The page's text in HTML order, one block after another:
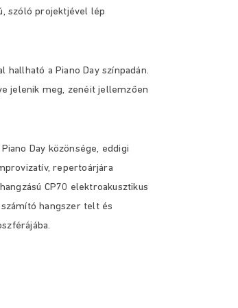
szóló projektjével lép
a Piano Day színpadán.
jelenik meg, zenéit jellemzően
Day közönsége, eddigi
repertoárjára
CP70 elektroakusztikus
hangszer telt és